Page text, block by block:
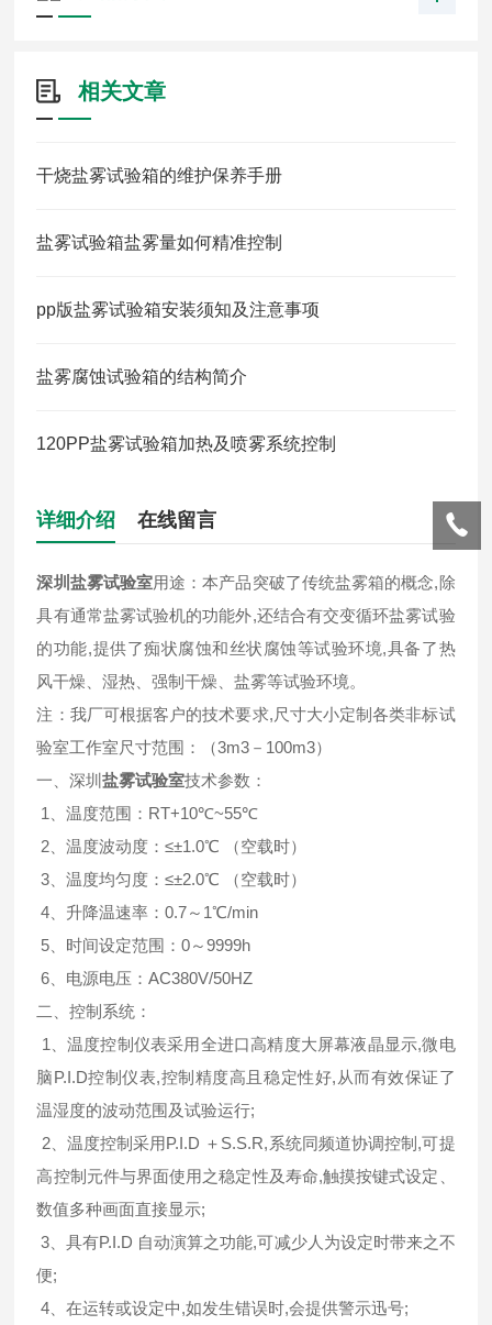
相关文章
干烧盐雾试验箱的维护保养手册
盐雾试验箱盐雾量如何精准控制
pp版盐雾试验箱安装须知及注意事项
盐雾腐蚀试验箱的结构简介
120PP盐雾试验箱加热及喷雾系统控制
详细介绍 在线留言
深圳盐雾试验室用途：本产品突破了传统盐雾箱的概念,除
具有通常盐雾试验机的功能外,还结合有交变循环盐雾试验
的功能,提供了痴状腐蚀和丝状腐蚀等试验环境,具备了热
风干燥、湿热、强制干燥、盐雾等试验环境。
注：我厂可根据客户的技术要求,尺寸大小定制各类非标试
验室工作室尺寸范围：（3m3－100m3）
一、深圳盐雾试验室技术参数：
1、温度范围：RT+10℃~55℃
2、温度波动度：≤±1.0℃ （空载时）
3、温度均匀度：≤±2.0℃ （空载时）
4、升降温速率：0.7～1℃/min
5、时间设定范围：0～9999h
6、电源电压：AC380V/50HZ
二、控制系统：
1、温度控制仪表采用全进口高精度大屏幕液晶显示,微电
脑P.I.D控制仪表,控制精度高且稳定性好,从而有效保证了
温湿度的波动范围及试验运行;
2、温度控制采用P.I.D ＋S.S.R,系统同频道协调控制,可提
高控制元件与界面使用之稳定性及寿命,触摸按键式设定、
数值多种画面直接显示;
3、具有P.I.D 自动演算之功能,可减少人为设定时带来之不
便;
4、在运转或设定中,如发生错误时,会提供警示迅号;